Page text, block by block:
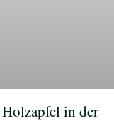
in der